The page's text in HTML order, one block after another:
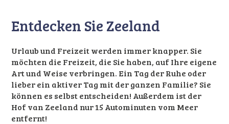
Entdecken Sie Zeeland
Urlaub und Freizeit werden immer knapper. Sie
möchten die Freizeit, die Sie haben, auf Ihre eigene
Art und Weise verbringen. Ein Tag der Ruhe oder
lieber ein aktiver Tag mit der ganzen Familie? Sie
können es selbst entscheiden! Außerdem ist der
Hof van Zeeland nur 15 Autominuten vom Meer
entfernt!